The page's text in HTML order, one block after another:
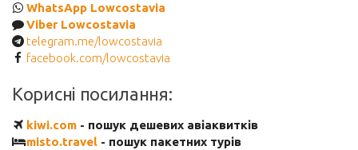
WhatsApp Lowcostavia
Viber Lowcostavia
telegram.me/lowcostavia
facebook.com/lowcostavia
Корисні посилання:
kiwi.com - пошук дешевих авіаквитків
misto.travel - пошук пакетних турів